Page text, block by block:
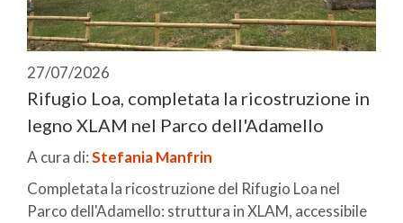
27/07/2026
Rifugio Loa, completata la ricostruzione in
legno XLAM nel Parco dell'Adamello
A cura di:Stefania Manfrin
Completata la ricostruzione del Rifugio Loa nel
Parco dell'Adamello: struttura in XLAM, accessibile